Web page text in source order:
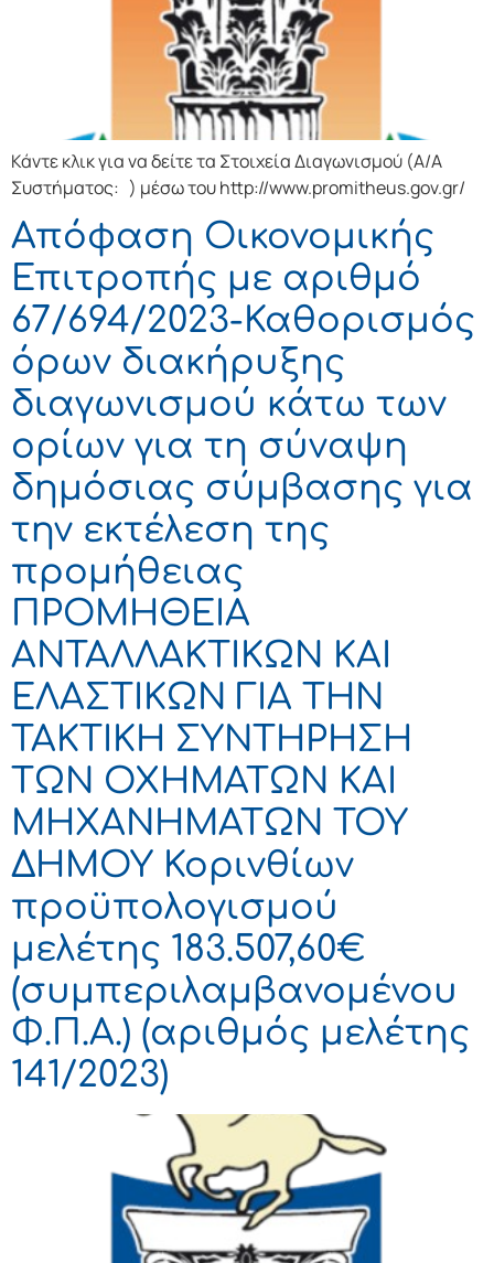
Κάντε κλικ για να δείτε τα Στοιχεία Διαγωνισμού (Α/Α
Συστήματος: ) μέσω του http://www.promitheus.gov.gr/
Απόφαση Οικονομικής
Επιτροπής με αριθμό
67/694/2023-Καθορισμός
όρων διακήρυξης
διαγωνισμού κάτω των
ορίων για τη σύναψη
δημόσιας σύμβασης για
την εκτέλεση της
προμήθειας
ΠΡΟΜΗΘΕΙΑ
ΑΝΤΑΛΛΑΚΤΙΚΩΝ ΚΑΙ
ΕΛΑΣΤΙΚΩΝ ΓΙΑ ΤΗΝ
ΤΑΚΤΙΚΗ ΣΥΝΤΗΡΗΣΗ
ΤΩΝ ΟΧΗΜΑΤΩΝ ΚΑΙ
ΜΗΧΑΝΗΜΑΤΩΝ ΤΟΥ
ΔΗΜΟΥ Κορινθίων
προϋπολογισμού
μελέτης 183.507,60€
(συμπεριλαμβανομένου
Φ.Π.Α.) (αριθμός μελέτης
141/2023)